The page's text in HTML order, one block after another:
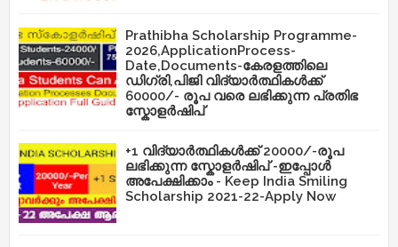
Prathibha Scholarship Programme-
2026,ApplicationProcess-
Date,Documents-കേരളത്തിലെ
ഡിഗ്രി,പിജി വിദ്യാർത്ഥികൾക്ക്
60000/- രൂപ വരെ ലഭിക്കുന്ന പ്രതിഭ
സ്കോളർഷിപ്
+1 വിദ്യാർത്ഥികൾക്ക് 20000/-രൂപ
ലഭിക്കുന്ന സ്കോളർഷിപ് -ഇപ്പോൾ
അപേക്ഷിക്കാം - Keep India Smiling
Scholarship 2021-22-Apply Now